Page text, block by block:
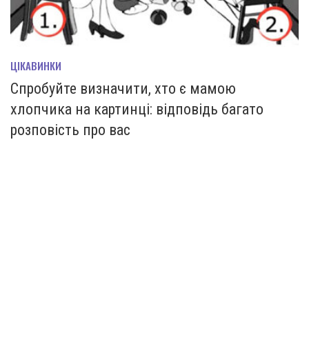
ЦІКАВИНКИ
Спробуйте визначити, хто є мамою
хлопчика на картинці: відповідь багато
розповість про вас